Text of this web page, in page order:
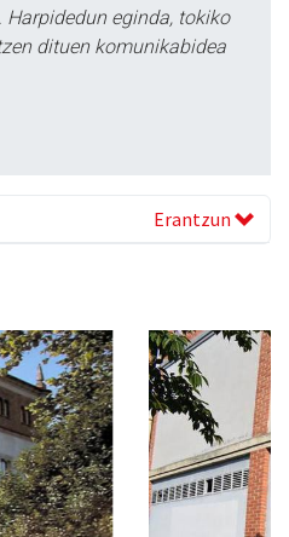
eginda, tokiko
dituen komunikabidea
Erantzun